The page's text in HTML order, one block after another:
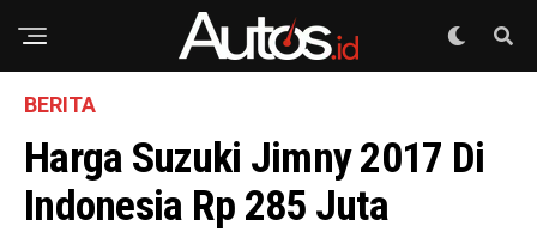
BERITA
Harga Suzuki Jimny 2017 Di
Indonesia Rp 285 Juta